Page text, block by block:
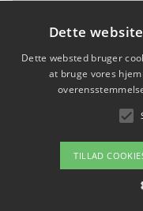
reduktion
Dette
Dette websted bruger
at bruge vores
TILLAD